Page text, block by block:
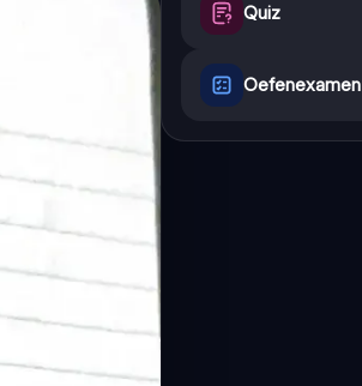
Quiz
Oefenexamen